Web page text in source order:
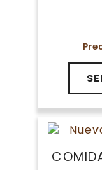
en
la
de
Este
tiene